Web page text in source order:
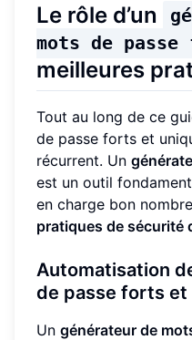
Le rôle d’un
mots de
meilleures
Tout au long de ce
de passe forts et
récurrent. Un
est un outil
en charge bon
pratiques de sécurité
Automatisation
de passe forts et
Un générateur de